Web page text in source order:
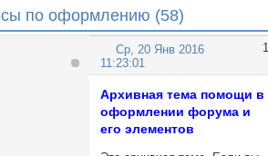
по оформлению (58)
1
Ср, 20 Янв 2016
11:23:01
Архивная тема помощи в
оформлении форума и
его элементов